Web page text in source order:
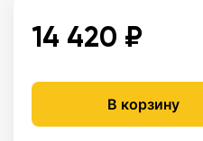
14 420 ₽
В корзину